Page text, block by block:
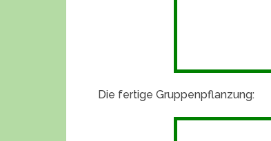
Die fertige Gruppenpflanzung: